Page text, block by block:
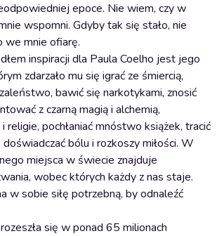
epoce. Nie wiem, czy w
wspomni. Gdyby tak się stało, nie
we mnie ofiarę.
inspiracji dla Paula Coelho jest jego
zdarzało mu się igrać ze śmiercią,
bawić się narkotykami, znosić
z czarną magią i alchemią,
pochłaniać mnóstwo książek, tracić
bólu i rozkoszy miłości. W
miejsca w świecie znajduje
wobec których każdy z nas staje.
w sobie siłę potrzebną, by odnaleźć
się w ponad 65 milionach